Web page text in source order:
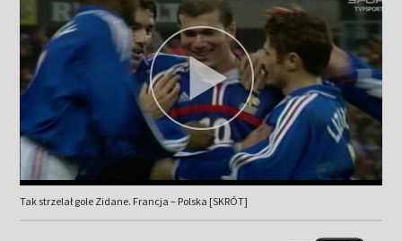
Tak strzelał gole Zidane. Francja – Polska [SKRÓT]